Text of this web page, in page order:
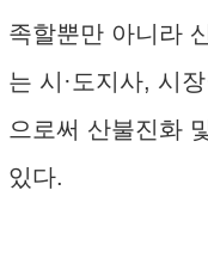
족할뿐만 아니라
는 시·도지사, 시
으로써 산불진화
있다.